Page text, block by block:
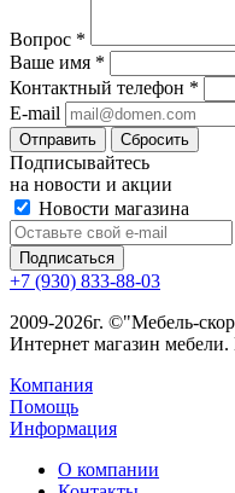
Вопрос *
Ваше имя *
Контактный телефон *
E-mail
Сбросить
Подписывайтесь
на новости и акции
Новости магазина
+7 (930) 833-88-03
2009-2026г. ©"Мебель-
Интернет магазин
Компания
Помощь
Информация
О компании